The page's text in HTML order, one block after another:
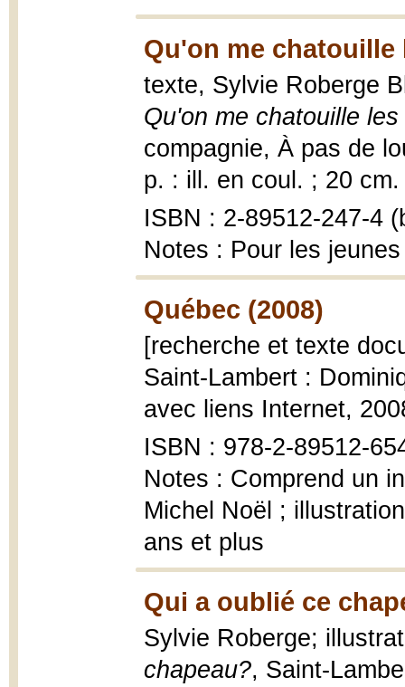
Qu'on me chatouille
texte, Sylvie Roberge
Qu'on me chatouille
compagnie, À pas de
p. : ill. en coul. ; 20 cm.
ISBN : 2-89512-247-4
Notes : Pour les
Québec (2008)
[recherche et texte
Saint-Lambert :
avec liens Internet,
ISBN : 978-2-89512-
Notes : Comprend un
Michel Noël ;
ans et plus
Qui a oublié ce
Sylvie Roberge;
chapeau?, Saint-